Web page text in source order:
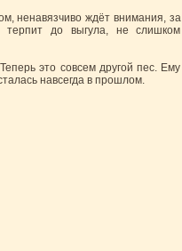
ненавязчиво ждёт внимания, за
терпит до выгула, не слишком
это совсем другой пес. Ему
навсегда в прошлом.